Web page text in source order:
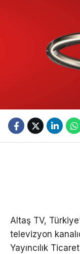
Altaş TV,
televizyon
Yayıncılık